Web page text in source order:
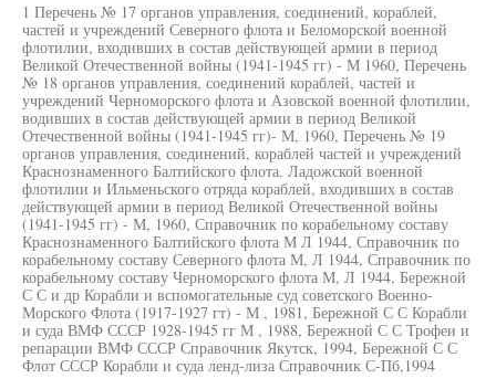
1 Перечень № 17 органов управления, соединений, кораблей,
частей и учреждений Северного флота и Беломорской военной
флотилии, входивших в состав действующей армии в период
Великой Отечественной войны (1941-1945 гг) - М 1960, Перечень
№ 18 органов управления, соединений кораблей, частей и
учреждений Черноморского флота и Азовской военной флотилии,
водивших в состав действующей армии в период Великой
Отечественной войны (1941-1945 гг)- М, 1960, Перечень № 19
органов управления, соединений, кораблей частей и учреждений
Краснознаменного Балтийского флота. Ладожской военной
флотилии и Ильменьского отряда кораблей, входивших в состав
действующей армии в период Великой Отечественной войны
(1941-1945 гг) - М, 1960, Справочник по корабельному составу
Краснознаменного Балтийского флота М Л 1944, Справочник по
корабельному составу Северного флота М, Л 1944, Справочник по
корабельному составу Черноморского флота М, Л 1944, Бережной
С С и др Корабли и вспомогательные суд советского Военно-
Морского Флота (1917-1927 гт) - М , 1981, Бережной С С Корабли
и суда ВМФ СССР 1928-1945 гг М , 1988, Бережной С С Трофеи и
репарации ВМФ СССР Справочник Якутск, 1994, Бережной С С
Флот СССР Корабли и суда ленд-лиза Справочник С-Пб,1994